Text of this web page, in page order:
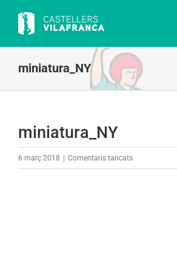
content
miniatura_NY
miniatura_NY
6 març 2018 Comentaris tancatsa